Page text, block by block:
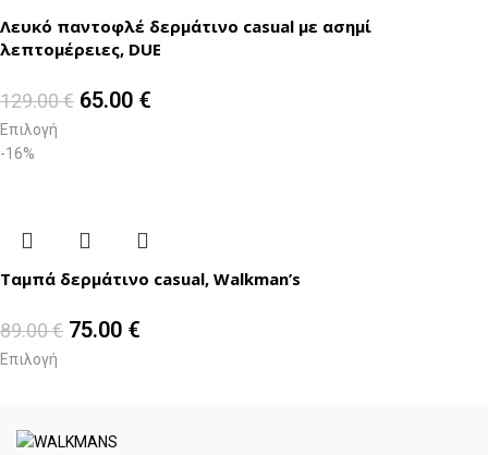
Λευκό παντοφλέ δερμάτινο casual με ασημί
λεπτομέρειες, DUE
129.00€ 65.00 €
Επιλογή
-16%
Ταμπά δερμάτινο casual, Walkman’s
89.00€ 75.00 €
Επιλογή